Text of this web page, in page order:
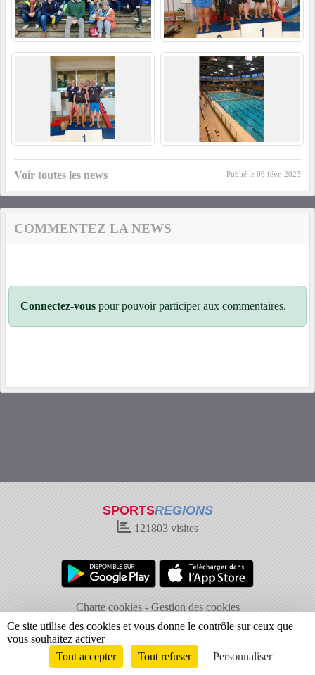
Voir toutes les news Publié le 06 févr. 2023
COMMENTEZ LA NEWS
Connectez-vous pour pouvoir participer aux commentaires.
SPORTSREGIONS
121803 visites
Charte cookies
Gestion des cookies
Informations légales
Signaler un contenu inapproprié
Envie de participer ? Connexion
Ce site utilise des cookies et vous donne le contrôle sur ceux que
vous souhaitez activer
Tout accepter
Tout refuser Personnaliser